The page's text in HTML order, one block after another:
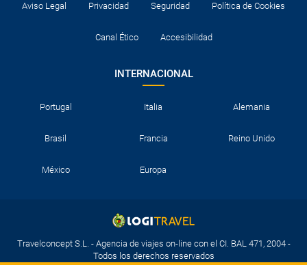
Aviso Legal Privacidad Seguridad Política de Cookies
Canal Ético Accesibilidad
INTERNACIONAL
Portugal Italia Alemania
Brasil Francia Reino Unido
México Europa
Travelconcept S.L. - Agencia de viajes on-line con el CI. BAL 471, 2004 -
Todos los derechos reservados